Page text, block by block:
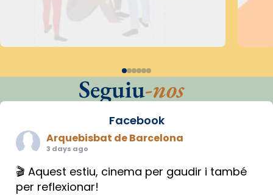
Seguiu-nos
Facebook
Arquebisbat de Barcelona
3 days ago
🎬 Aquest estiu, cinema per gaudir i també
per reflexionar!